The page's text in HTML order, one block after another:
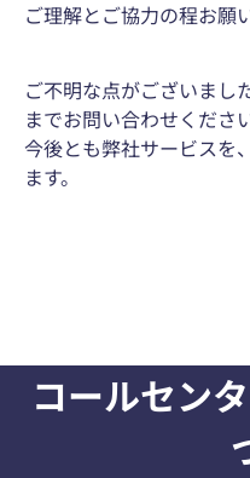
ご理解とご協力の程お願
ご不明な点がございまし
までお問い合わせくださ
今後とも弊社サービスを
ます。
コールセン